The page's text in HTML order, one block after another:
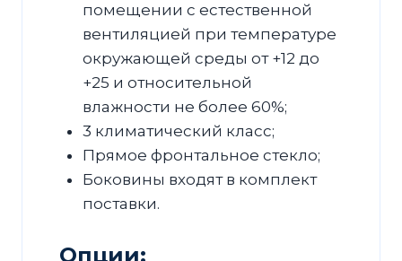
помещении с естественной
вентиляцией при температуре
окружающей среды от +12 до
+25 и относительной
влажности не более 60%;
3 климатический класс;
Прямое фронтальное стекло;
Боковины входят в комплект
поставки.
Опции: